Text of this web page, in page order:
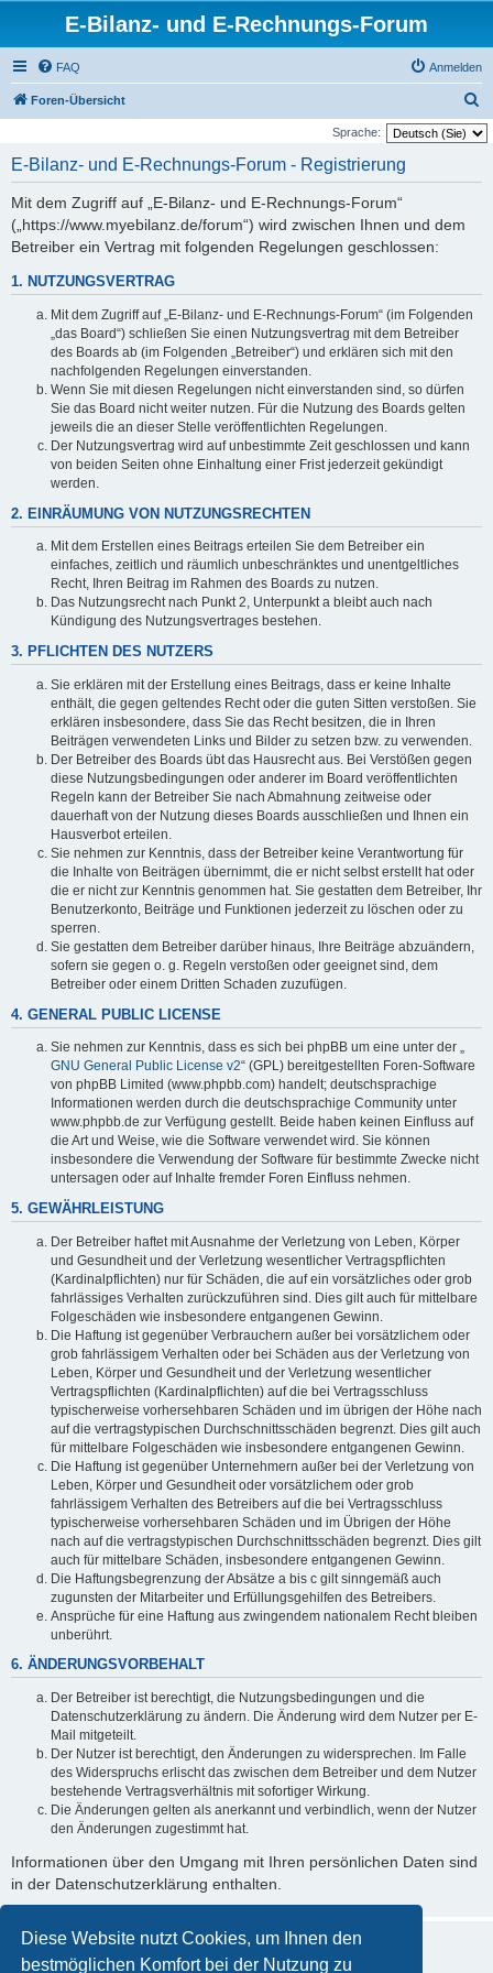
Diese Website nutzt Cookies, um Ihnen den
bestmöglichen Komfort bei der Nutzung zu
E-Bilanz- und E-Rechnungs-Forum
FAQ Anmelden
Foren-Übersicht
u
Sprache:
E-Bilanz- und E-Rechnungs-Forum - Registrierung
Mit dem Zugriff auf „E-Bilanz- und E-Rechnungs-Forum“
(„https://www.myebilanz.de/forum“) wird zwischen Ihnen und dem
Betreiber ein Vertrag mit folgenden Regelungen geschlossen:
1. NUTZUNGSVERTRAG
Mit dem Zugriff auf „E-Bilanz- und E-Rechnungs-Forum“ (im Folgenden
„das Board“) schließen Sie einen Nutzungsvertrag mit dem Betreiber
des Boards ab (im Folgenden „Betreiber“) und erklären sich mit den
nachfolgenden Regelungen einverstanden.
Wenn Sie mit diesen Regelungen nicht einverstanden sind, so dürfen
Sie das Board nicht weiter nutzen. Für die Nutzung des Boards gelten
jeweils die an dieser Stelle veröffentlichten Regelungen.
Der Nutzungsvertrag wird auf unbestimmte Zeit geschlossen und kann
von beiden Seiten ohne Einhaltung einer Frist jederzeit gekündigt
werden.
2. EINRÄUMUNG VON NUTZUNGSRECHTEN
Mit dem Erstellen eines Beitrags erteilen Sie dem Betreiber ein
einfaches, zeitlich und räumlich unbeschränktes und unentgeltliches
Recht, Ihren Beitrag im Rahmen des Boards zu nutzen.
Das Nutzungsrecht nach Punkt 2, Unterpunkt a bleibt auch nach
Kündigung des Nutzungsvertrages bestehen.
3. PFLICHTEN DES NUTZERS
Sie erklären mit der Erstellung eines Beitrags, dass er keine Inhalte
enthält, die gegen geltendes Recht oder die guten Sitten verstoßen. Sie
erklären insbesondere, dass Sie das Recht besitzen, die in Ihren
Beiträgen verwendeten Links und Bilder zu setzen bzw. zu verwenden.
Der Betreiber des Boards übt das Hausrecht aus. Bei Verstößen gegen
diese Nutzungsbedingungen oder anderer im Board veröffentlichten
Regeln kann der Betreiber Sie nach Abmahnung zeitweise oder
dauerhaft von der Nutzung dieses Boards ausschließen und Ihnen ein
Hausverbot erteilen.
Sie nehmen zur Kenntnis, dass der Betreiber keine Verantwortung für
die Inhalte von Beiträgen übernimmt, die er nicht selbst erstellt hat oder
die er nicht zur Kenntnis genommen hat. Sie gestatten dem Betreiber, Ihr
Benutzerkonto, Beiträge und Funktionen jederzeit zu löschen oder zu
sperren.
Sie gestatten dem Betreiber darüber hinaus, Ihre Beiträge abzuändern,
sofern sie gegen o. g. Regeln verstoßen oder geeignet sind, dem
Betreiber oder einem Dritten Schaden zuzufügen.
4. GENERAL PUBLIC LICENSE
Sie nehmen zur Kenntnis, dass es sich bei phpBB um eine unter der „
GNU General Public License v2“ (GPL) bereitgestellten Foren-Software
von phpBB Limited (www.phpbb.com) handelt; deutschsprachige
Informationen werden durch die deutschsprachige Community unter
www.phpbb.de zur Verfügung gestellt. Beide haben keinen Einfluss auf
die Art und Weise, wie die Software verwendet wird. Sie können
insbesondere die Verwendung der Software für bestimmte Zwecke nicht
untersagen oder auf Inhalte fremder Foren Einfluss nehmen.
5. GEWÄHRLEISTUNG
Der Betreiber haftet mit Ausnahme der Verletzung von Leben, Körper
und Gesundheit und der Verletzung wesentlicher Vertragspflichten
(Kardinalpflichten) nur für Schäden, die auf ein vorsätzliches oder grob
fahrlässiges Verhalten zurückzuführen sind. Dies gilt auch für mittelbare
Folgeschäden wie insbesondere entgangenen Gewinn.
Die Haftung ist gegenüber Verbrauchern außer bei vorsätzlichem oder
grob fahrlässigem Verhalten oder bei Schäden aus der Verletzung von
Leben, Körper und Gesundheit und der Verletzung wesentlicher
Vertragspflichten (Kardinalpflichten) auf die bei Vertragsschluss
typischerweise vorhersehbaren Schäden und im übrigen der Höhe nach
auf die vertragstypischen Durchschnittsschäden begrenzt. Dies gilt auch
für mittelbare Folgeschäden wie insbesondere entgangenen Gewinn.
Die Haftung ist gegenüber Unternehmern außer bei der Verletzung von
Leben, Körper und Gesundheit oder vorsätzlichem oder grob
fahrlässigem Verhalten des Betreibers auf die bei Vertragsschluss
typischerweise vorhersehbaren Schäden und im Übrigen der Höhe
nach auf die vertragstypischen Durchschnittsschäden begrenzt. Dies gilt
auch für mittelbare Schäden, insbesondere entgangenen Gewinn.
Die Haftungsbegrenzung der Absätze a bis c gilt sinngemäß auch
zugunsten der Mitarbeiter und Erfüllungsgehilfen des Betreibers.
Ansprüche für eine Haftung aus zwingendem nationalem Recht bleiben
unberührt.
6. ÄNDERUNGSVORBEHALT
Der Betreiber ist berechtigt, die Nutzungsbedingungen und die
Datenschutzerklärung zu ändern. Die Änderung wird dem Nutzer per E-
Mail mitgeteilt.
Der Nutzer ist berechtigt, den Änderungen zu widersprechen. Im Falle
des Widerspruchs erlischt das zwischen dem Betreiber und dem Nutzer
bestehende Vertragsverhältnis mit sofortiger Wirkung.
Die Änderungen gelten als anerkannt und verbindlich, wenn der Nutzer
den Änderungen zugestimmt hat.
Informationen über den Umgang mit Ihren persönlichen Daten sind
in der Datenschutzerklärung enthalten.